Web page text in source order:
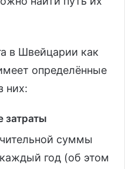
в Швейцарии как
определённые
них:
затраты
суммы
каждый год (об этом